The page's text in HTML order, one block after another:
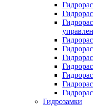
Гидрозамки